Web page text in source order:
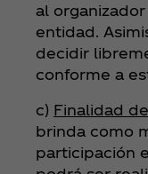
al
entidad.
decidir
conforme a
c) Finalidad
brinda como
participación